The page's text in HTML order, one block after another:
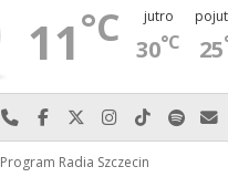
11°C jutro
30°C 25
Najlepiej po prostu do nas
Odwiedź nas na
Odwiedź nas na X
Odwiedź nas
Odwiedź
Program Radia Szczecin